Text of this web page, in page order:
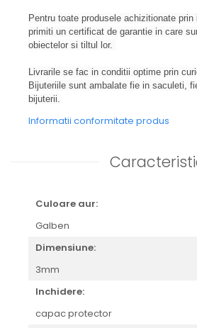
Pentru toate produsele achizitionate
primiti un certificat de garantie in care
obiectelor si tiltul lor.
Livrarile se fac in conditii optime prin
Bijuteriile sunt ambalate fie in saculeti,
bijuterii.
Informatii conformitate produs
Culoare aur:
Galben
Dimensiune:
3mm
Inchidere:
capac protector